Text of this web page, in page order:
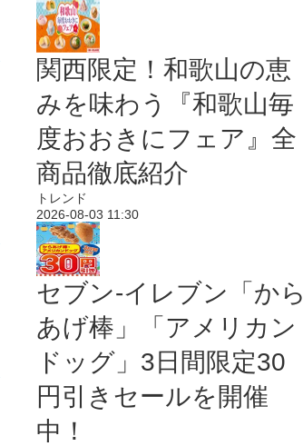
関西限定！和歌山の恵
みを味わう『和歌山毎
度おおきにフェア』全
商品徹底紹介
トレンド
2026-08-03 11:30
セブン‐イレブン「から
あげ棒」「アメリカン
ドッグ」3日間限定30
円引きセールを開催
中！